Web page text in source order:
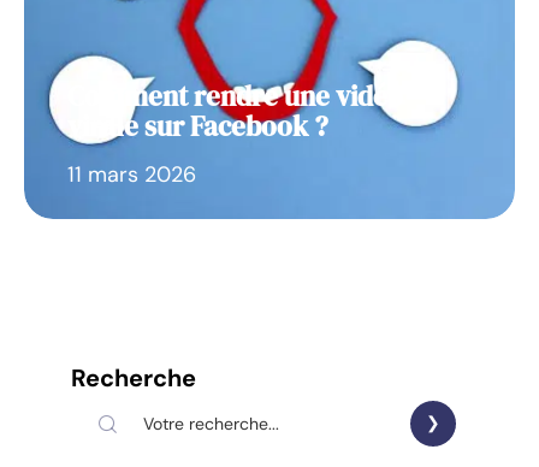
Comment rendre une vidéo
virale sur Facebook ?
11 mars 2026
Recherche